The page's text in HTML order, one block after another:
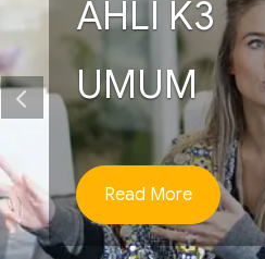
AHLI K3
UMUM
Read More